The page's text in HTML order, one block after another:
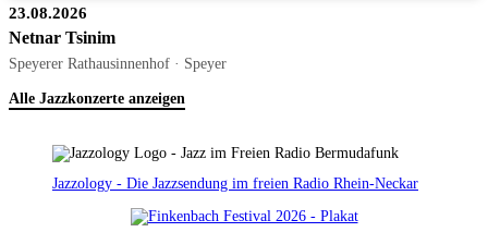
23.08.2026
Netnar Tsinim
Speyerer Rathausinnenhof · Speyer
Alle Jazzkonzerte anzeigen
Jazzology - Die Jazzsendung im freien Radio Rhein-Neckar